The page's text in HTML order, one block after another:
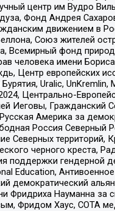
центр им Вудро
Фонд Андрея
движением в
Союз жителей
Всемирный фонд
человека имени
Центр европейских
Uralic,
Центрально-
Иеговы, Гражданский
Америка за
Россия Северный
Северных территорий,
черного креста,
поддержки гендерной
Education,
демократический
Фридриха Науманна за
Фридом Хаус, СОТА